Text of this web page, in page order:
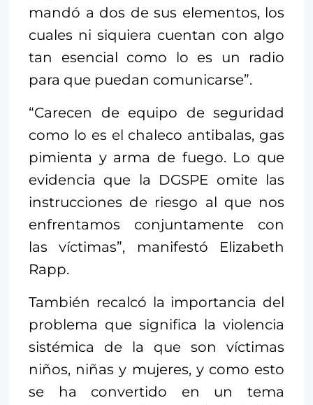
mandó a dos de sus elementos, los
cuales ni siquiera cuentan con algo
tan esencial como lo es un radio
para que puedan comunicarse”.
“Carecen de equipo de seguridad
como lo es el chaleco antibalas, gas
pimienta y arma de fuego. Lo que
evidencia que la DGSPE omite las
instrucciones de riesgo al que nos
enfrentamos conjuntamente con
las víctimas”, manifestó Elizabeth
Rapp.
También recalcó la importancia del
problema que significa la violencia
sistémica de la que son víctimas
niños, niñas y mujeres, y como esto
se ha convertido en un tema